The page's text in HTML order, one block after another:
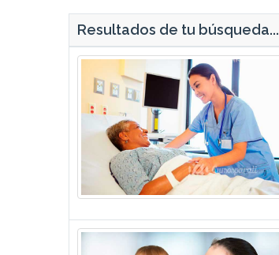
Resultados de tu búsqueda...